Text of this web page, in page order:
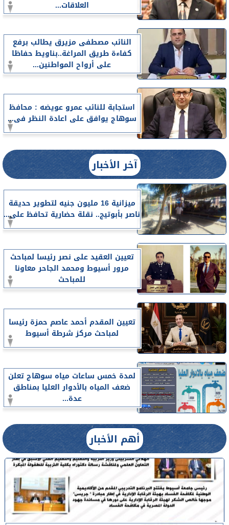
العلاقات...
النائب مصطفى مزيرق يطالب برفع
كفاءة طريق المراغة..بناويط حفاظا
على أرواح المواطنين...
استجابة للنائب عمرو عويضه : محافظ
سوهاج يوافق على اعادة النظر فى...
آخر الأخبار
ميزانية 16 مليون جنيه لتطوير حديقة
ناصر بأبوتيج.. نقلة حضارية تحافظ على...
تعيين العقيد على نصر رئيسا لمباحث
مرور أسيوط ومحمد الجاحر معاونا
للمباحث
تعيين المقدم أحمد عاصم حمزة رئيسا
لمباحث مركز شرطة أسيوط
لمدة خمس ساعات مياه سوهاج تعلن
ضعف المياه بالأدوار العليا بمناطق
عدة...
أهم الأخبار